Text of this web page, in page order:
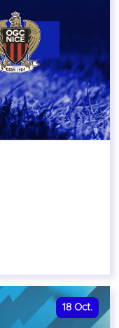
18 Oct.